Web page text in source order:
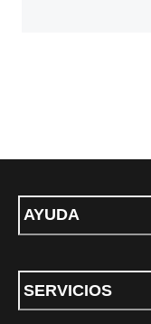
AYUDA
SERVICIOS